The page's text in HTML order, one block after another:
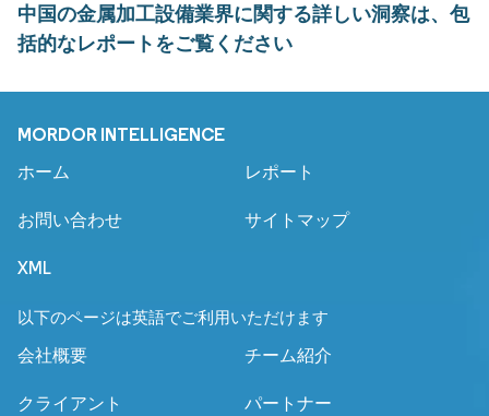
中国の金属加工設備業界に関する詳しい洞察は、包
括的なレポートをご覧ください
MORDOR INTELLIGENCE
ホーム レポート
お問い合わせ サイトマップ
XML
以下のページは英語でご利用いただけます
会社概要 チーム紹介
クライアント パートナー